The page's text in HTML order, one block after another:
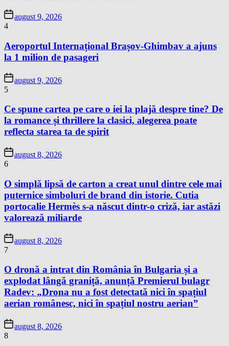
august 9, 2026
4
Aeroportul Internațional Brașov-Ghimbav a ajuns
la 1 milion de pasageri
august 9, 2026
5
Ce spune cartea pe care o iei la plajă despre tine? De
la romance și thrillere la clasici, alegerea poate
reflecta starea ta de spirit
august 8, 2026
6
O simplă lipsă de carton a creat unul dintre cele mai
puternice simboluri de brand din istorie. Cutia
portocalie Hermès s-a născut dintr-o criză, iar astăzi
valorează miliarde
august 8, 2026
7
O dronă a intrat din România în Bulgaria și a
explodat lângă graniță, anunță Premierul bulagr
Radev: „Drona nu a fost detectată nici în spațiul
aerian românesc, nici în spațiul nostru aerian”
august 8, 2026
8